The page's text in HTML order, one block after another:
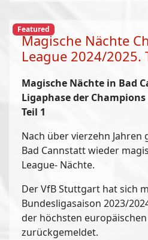
Featured
Magische Nächte
League 2024/2025.
Magische Nächte in Bad
Ligaphase der Champions
Teil 1
Nach über vierzehn Jahren
Bad Cannstatt wieder
League- Nächte.
Der VfB Stuttgart hat sich
Bundesligasaison 2023/
der höchsten
zurückgemeldet.